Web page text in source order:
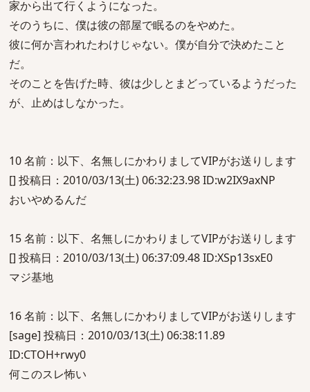
家から出て行くようになった。
そのうちに、僕は彼の部屋で眠るのをやめた。
彼に何か言われたわけじゃない。僕が自分で決めたこと
だ。
そのことを告げた時、彼は少しとまどっているようだった
が、止めはしなかった。
10 名前：以下、名無しにかわりましてVIPがお送りします
[] 投稿日：2010/03/13(土) 06:32:23.98 ID:w2IX9axNP
おいやめるんだ
15 名前：以下、名無しにかわりましてVIPがお送りします
[] 投稿日：2010/03/13(土) 06:37:09.48 ID:XSp13sxE0
マジ基地
16 名前：以下、名無しにかわりましてVIPがお送りします
[sage] 投稿日：2010/03/13(土) 06:38:11.89
ID:CTOH+rwy0
何このスレ怖い